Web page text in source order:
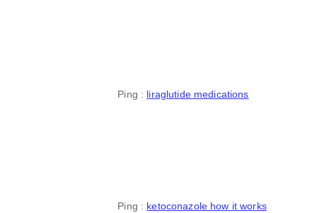
Ping : liraglutide medications
Ping : ketoconazole how it works